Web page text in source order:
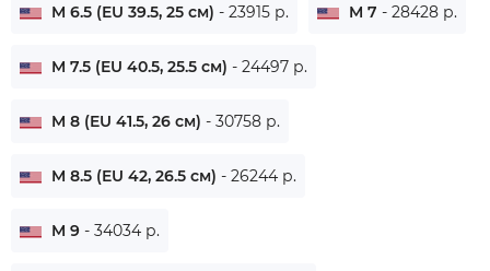
M 6.5 (EU 39.5, 25 см) - 23915 р. M 7 - 28428 р.
M 7.5 (EU 40.5, 25.5 см) - 24497 р.
M 8 (EU 41.5, 26 см) - 30758 р.
M 8.5 (EU 42, 26.5 см) - 26244 р.
M 9 - 34034 р.